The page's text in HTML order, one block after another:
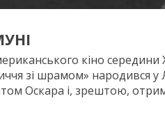
кіно середини
зі шрамом» народився у
Оскара і, зрештою,